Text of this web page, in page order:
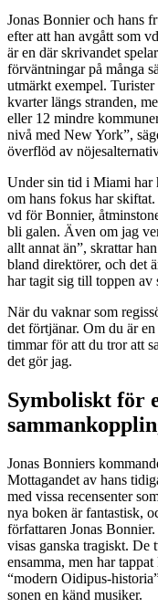
Jonas Bonnier och hans
efter att han avgått som
är en där skrivandet
förväntningar på många
utmärkt exempel.
kvarter längs stranden,
eller 12 mindre
nivå med New York”,
överflöd av
Under sin tid i Miami har
om hans fokus har
vd för Bonnier,
bli galen. Även om jag
allt annat än”, skrattar
bland direktörer, och det
har tagit sig till toppen av
När du vaknar som
det förtjänar. Om du är
timmar för att du tror att
det gör jag.
Symboliskt för
Jonas Bonniers
Mottagandet av hans
med vissa recensenter
nya boken är fantastisk,
författaren Jonas
visas ganska tragiskt. De
ensamma, men har
“modern Oidipus-
sonen en känd musiker.